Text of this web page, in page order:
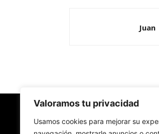
Valoramos tu privacidad
Usamos cookies para mejorar su
Juan